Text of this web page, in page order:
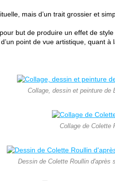
mais d’un trait grossier et
but de produire un effet de
point de vue artistique, quant
Collage, dessin et peinture de
Collage de Colette
Dessin de Colette Roullin d'après